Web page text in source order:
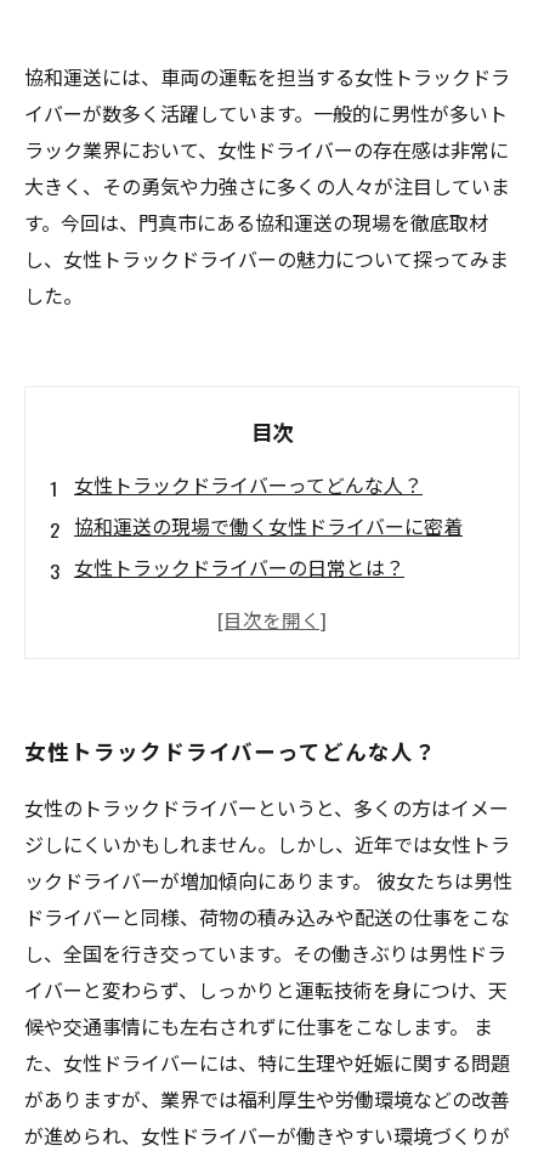
協和運送には、車両の運転を担当する女性トラックドラ
イバーが数多く活躍しています。一般的に男性が多いト
ラック業界において、女性ドライバーの存在感は非常に
大きく、その勇気や力強さに多くの人々が注目していま
す。今回は、門真市にある協和運送の現場を徹底取材
し、女性トラックドライバーの魅力について探ってみま
した。
目次
女性トラックドライバーってどんな人？
協和運送の現場で働く女性ドライバーに密着
女性トラックドライバーの日常とは？
性別に関係なく実力主義！女性ドライバーの活
女性トラックドライバーってどんな人？
女性のトラックドライバーというと、多くの方はイメー
ジしにくいかもしれません。しかし、近年では女性トラ
ックドライバーが増加傾向にあります。 彼女たちは男性
ドライバーと同様、荷物の積み込みや配送の仕事をこな
し、全国を行き交っています。その働きぶりは男性ドラ
イバーと変わらず、しっかりと運転技術を身につけ、天
候や交通事情にも左右されずに仕事をこなします。 ま
た、女性ドライバーには、特に生理や妊娠に関する問題
がありますが、業界では福利厚生や労働環境などの改善
が進められ、女性ドライバーが働きやすい環境づくりが